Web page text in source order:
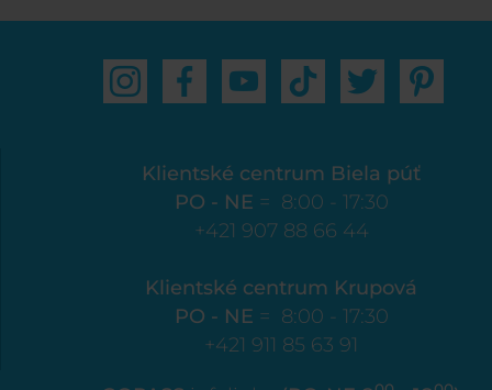
Klientské centrum Biela púť
PO - NE = 8:00 - 17:30
+421 907 88 66 44
Klientské centrum Krupová
PO - NE = 8:00 - 17:30
+421 911 85 63 91